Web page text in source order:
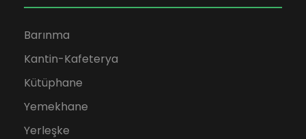
Barınma
Kantin-Kafeterya
Kütüphane
Yemekhane
Yerleşke